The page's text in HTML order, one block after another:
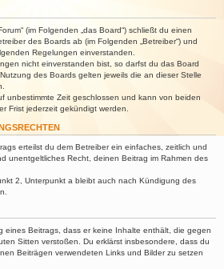
(im Folgenden „das Board“) schließt du einen
des Boards ab (im Folgenden „Betreiber“) und
Regelungen einverstanden.
nicht einverstanden bist, so darfst du das Board
des Boards gelten jeweils die an dieser Stelle
unbestimmte Zeit geschlossen und kann von beiden
Frist jederzeit gekündigt werden.
erteilst du dem Betreiber ein einfaches, zeitlich und
unentgeltliches Recht, deinen Beitrag im Rahmen des
2, Unterpunkt a bleibt auch nach Kündigung des
eines Beitrags, dass er keine Inhalte enthält, die gegen
Sitten verstoßen. Du erklärst insbesondere, dass du
Beiträgen verwendeten Links und Bilder zu setzen